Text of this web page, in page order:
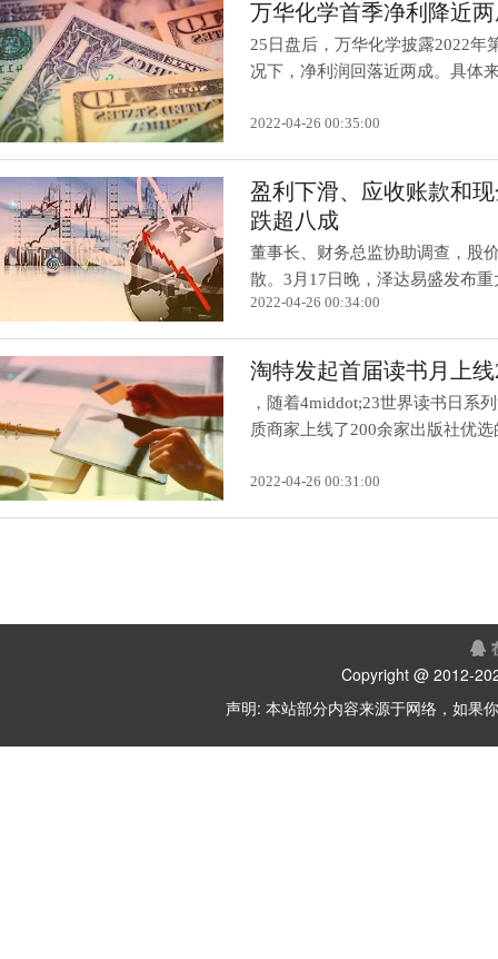
万华化学首季净利降近
25日盘后，万华化学披露2022年
况下，净利润回落近两成。具体
2022-04-26 00:35:00
盈利下滑、应收账款和
跌超八成
董事长、财务总监协助调查，股
散。3月17日晚，泽达易盛发布
2022-04-26 00:34:00
淘特发起首届读书月上
，随着4middot;23世界读书日系
质商家上线了200余家出版社优选
2022-04-26 00:31:00
Copyright @ 2012-
声明: 本站部分内容来源于网络，如果